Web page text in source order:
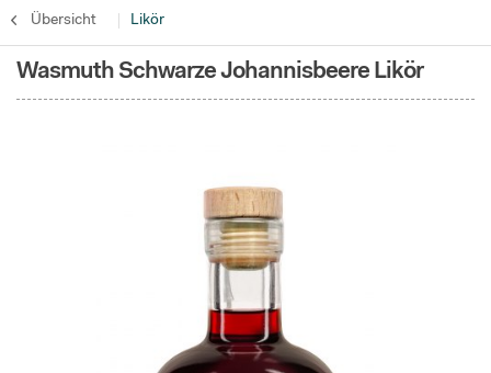
Übersicht Likör
Wasmuth Schwarze Johannisbeere Likör